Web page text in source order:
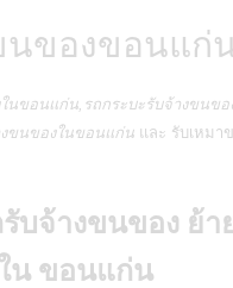
นของขอนแก่
นขอนแก่น,รถกระบะรับจ้างขนขอ
ขนของในขอนแก่น และ รับเหมา
บจ้างขนของ ย้า
น ขอนแก่น